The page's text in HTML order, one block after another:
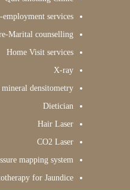
employment services
Marital counselling
Home Visit services
X-ray
densitometry
Dietician
Hair Laser
CO2 Laser
mapping system
for Jaundice